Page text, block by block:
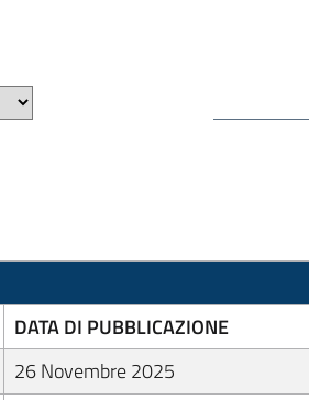
DATA DI PUBBLICAZIONE
26 Novembre 2025